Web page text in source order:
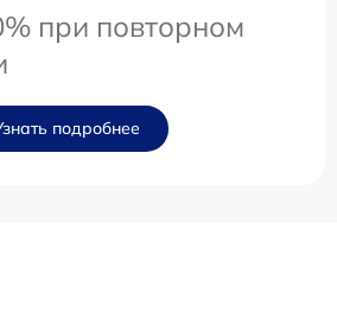
при повторном
подробнее